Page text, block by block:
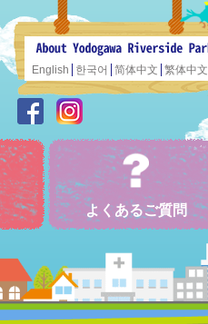
English 한국어 简体中文 繁体中文
よくあるご質問